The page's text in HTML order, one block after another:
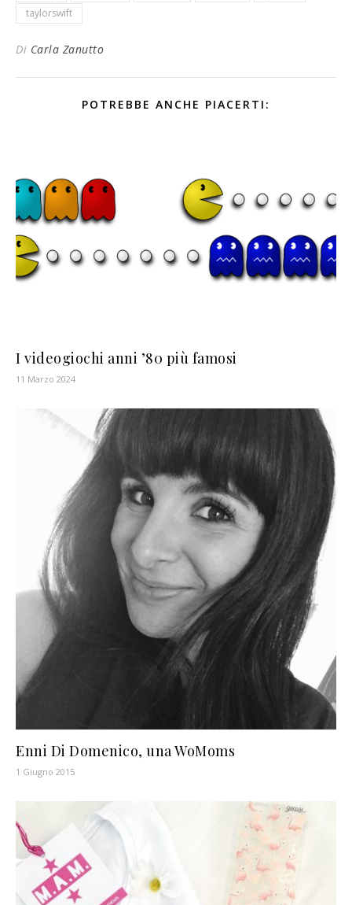
taylorswift
Di Carla Zanutto
POTREBBE ANCHE PIACERTI:
I videogiochi anni ’80 più famosi
11 Marzo 2024
Enni Di Domenico, una WoMoms
1 Giugno 2015